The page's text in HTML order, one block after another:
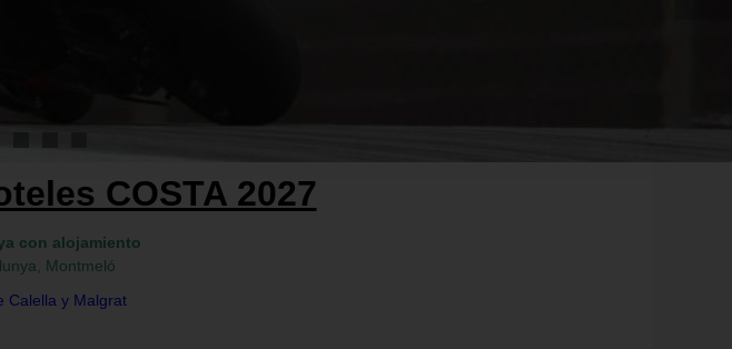
COSTA 2027
con alojamiento
Montmeló
Calella y Malgrat